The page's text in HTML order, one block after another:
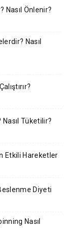
Nasıl Önlenir?
Nasıl
Nasıl Tüketilir?
Etkili Hareketler
Diyeti
Nasıl